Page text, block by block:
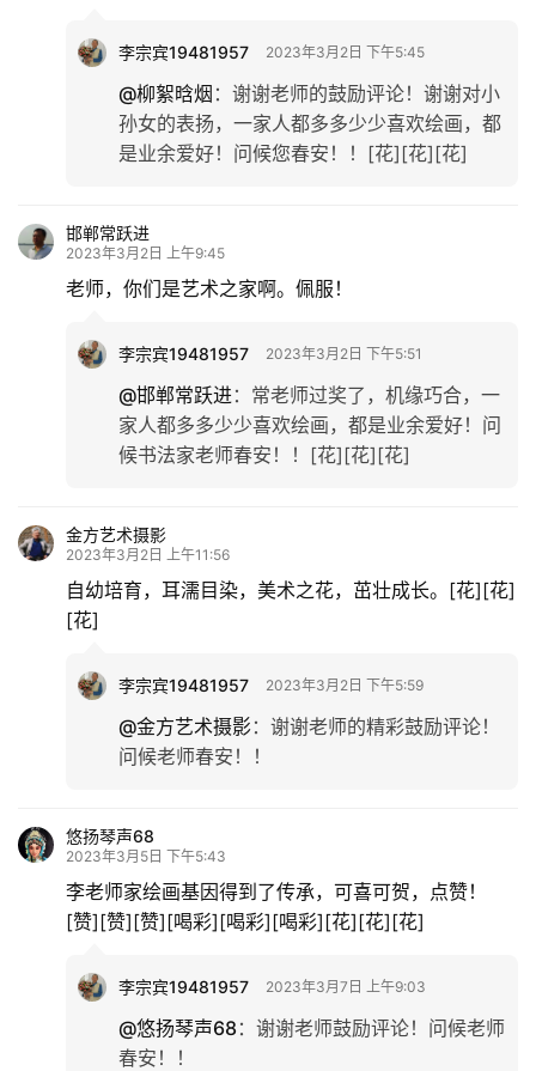
李宗宾19481957 2023年3月2日 下午5:45
@柳絮晗烟 ： 谢谢老师的鼓励评论！谢谢对小
孙女的表扬，一家人都多多少少喜欢绘画，都
是业余爱好！问候您春安！！[花][花][花]
邯郸常跃进
2023年3月2日 上午9:45
老师，你们是艺术之家啊。佩服！
李宗宾19481957 2023年3月2日 下午5:51
@邯郸常跃进： 常老师过奖了，机缘巧合，一
家人都多多少少喜欢绘画，都是业余爱好！问
候书法家老师春安！！[花][花][花]
金方艺术摄影
2023年3月2日 上午11:56
自幼培育，耳濡目染，美术之花，茁壮成长。[花][花]
[花]
李宗宾19481957 2023年3月2日 下午5:59
@金方艺术摄影： 谢谢老师的精彩鼓励评论！
问候老师春安！！
悠扬琴声68
2023年3月5日 下午5:43
李老师家绘画基因得到了传承，可喜可贺，点赞！
[赞][赞][赞][喝彩][喝彩][喝彩][花][花][花]
李宗宾19481957 2023年3月7日 上午9:03
@悠扬琴声68： 谢谢老师鼓励评论！问候老师
春安！！